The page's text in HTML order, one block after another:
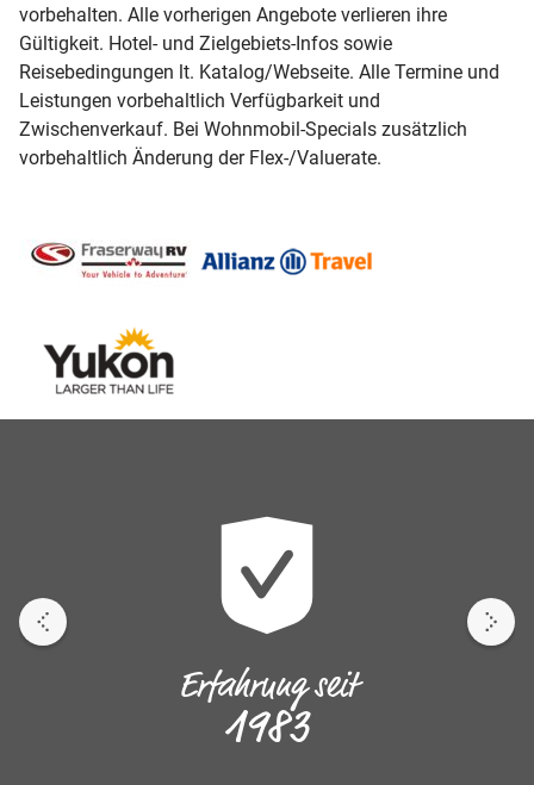
vorbehalten. Alle vorherigen Angebote verlieren ihre
Gültigkeit. Hotel- und Zielgebiets-Infos sowie
Reisebedingungen lt. Katalog/Webseite. Alle Termine und
Leistungen vorbehaltlich Verfügbarkeit und
Zwischenverkauf. Bei Wohnmobil-Specials zusätzlich
vorbehaltlich Änderung der Flex-/Valuerate.
Erfahrung seit
1983